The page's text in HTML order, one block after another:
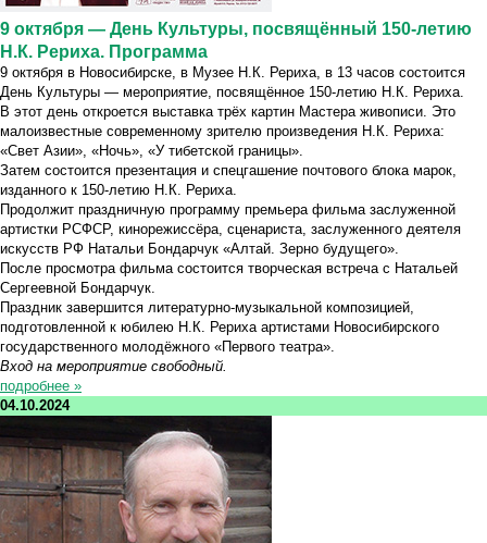
9 октября — День Культуры, посвящённый 150-летию
Н.К. Рериха. Программа
9 октября в Новосибирске, в Музее Н.К. Рериха, в 13 часов состоится
День Культуры — мероприятие, посвящённое 150-летию Н.К. Рериха.
В этот день откроется выставка трёх картин Мастера живописи. Это
малоизвестные современному зрителю произведения Н.К. Рериха:
«Свет Азии», «Ночь», «У тибетской границы».
Затем состоится презентация и спецгашение почтового блока марок,
изданного к 150-летию Н.К. Рериха.
Продолжит праздничную программу премьера фильма заслуженной
артистки РСФСР, кинорежиссёра, сценариста, заслуженного деятеля
искусств РФ Натальи Бондарчук «Алтай. Зерно будущего».
После просмотра фильма состоится творческая встреча с Натальей
Сергеевной Бондарчук.
Праздник завершится литературно-музыкальной композицией,
подготовленной к юбилею Н.К. Рериха артистами Новосибирского
государственного молодёжного «Первого театра».
Вход на мероприятие свободный.
подробнее »
04.10.2024